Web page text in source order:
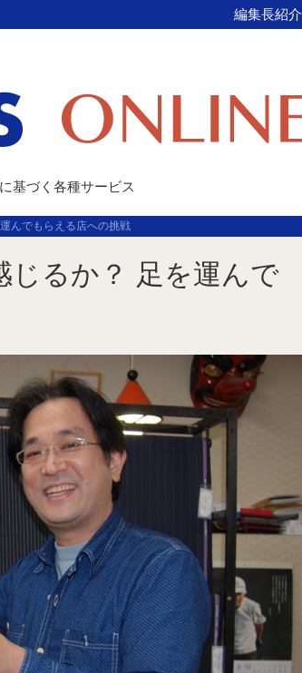
編集長紹介
基づく各種サービス
んでもらえる店への挑戦
じるか？ 足を運んで